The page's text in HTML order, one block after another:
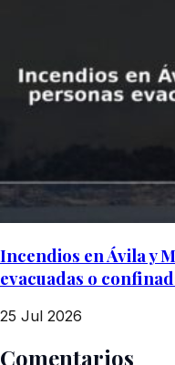
Incendios en Ávila y
evacuadas o
25 Jul 2026
Comentarios